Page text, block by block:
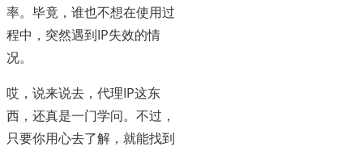
率。毕竟，谁也不想在使用过
程中，突然遇到IP失效的情
况。
哎，说来说去，代理IP这东
西，还真是一门学问。不过，
只要你用心去了解，就能找到